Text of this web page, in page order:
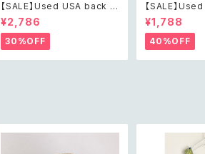
【SALE】Used USA back t
o the 80s car design t sh
irt レトロ アメリカ ユーズド
古着 カーデザイン ライトグレ
ー Tシャツ XXL
¥2,786
30%OFF
【SALE】
otanical
e short pants
カ ユーズド 古着 ライトグリー
ン ボタニカル
ット ショートパ
¥1,788
40%OFF